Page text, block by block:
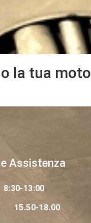
la tua moto
Assistenza
8:30-13:00
15.50-18.00